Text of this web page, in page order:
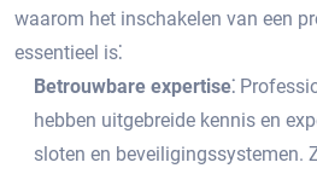
waarom het inschakelen van een
essentieel is⁚
Betrouwbare expertise⁚
hebben uitgebreide kennis en
sloten en beveiligingssystemen.​